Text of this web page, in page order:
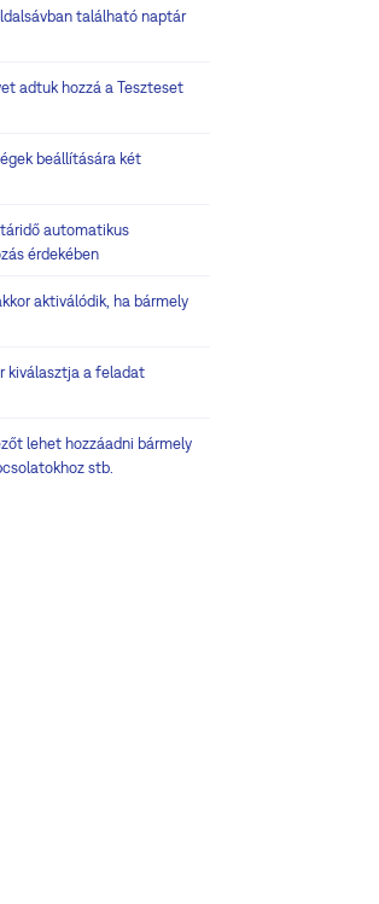
található naptár
adtuk hozzá a Teszteset
beállítására két
automatikus
érdekében
aktiválódik, ha bármely
kiválasztja a feladat
lehet hozzáadni bármely
stb.